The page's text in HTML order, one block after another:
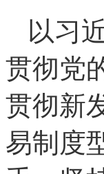
以习
贯彻党
贯彻新
易制度